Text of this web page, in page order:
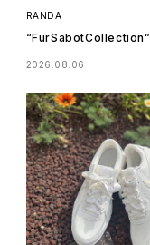
RANDA
“FurSabotCollection”
2026.08.06